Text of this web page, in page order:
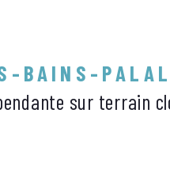
BAINS-
sur terrain